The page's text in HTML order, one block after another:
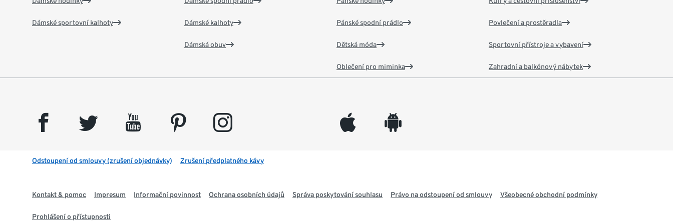
Dámské sportovní kalhoty Dámské kalhoty
Dámská obuv
Pánské spodní prádlo
Dětská móda
Oblečení pro miminka
Povlečení a prostěradla
Sportovní přístroje a vybavení
Zahradní a balkónový nábytek
facebook twitter youtube pinterest instagram appleinc android
Odstoupení od smlouvy (zrušení objednávky) Zrušení předplatného kávy
Kontakt & pomoc Impresum Informační povinnost Ochrana osobních údajů Správa poskytování souhlasu Právo na odstoupení od smlouvy Všeobecné obchodní podmínky
Prohlášení o přístupnosti